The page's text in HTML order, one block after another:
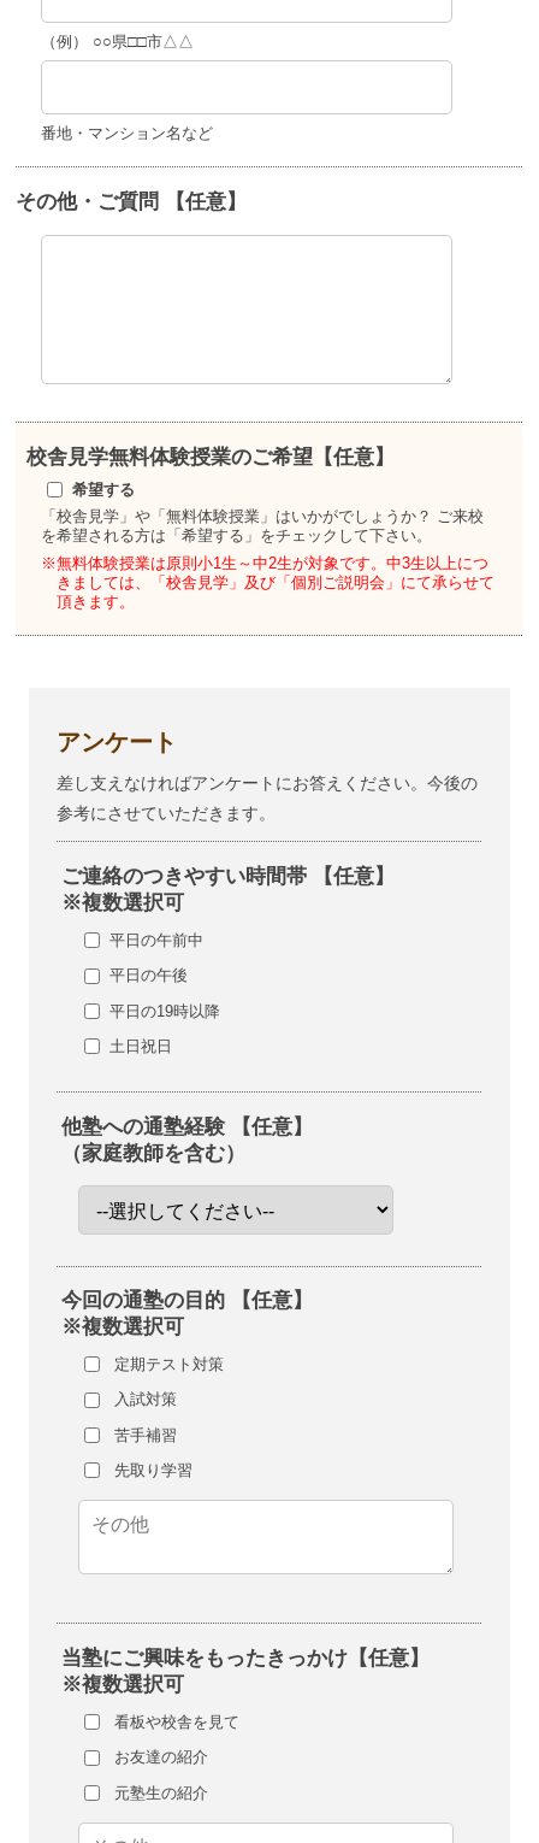
（例） ○○県□□市△△
番地・マンション名など
その他・ご質問 【任意】
校舎見学無料体験授業のご希望【任意】
希望する
「校舎見学」や「無料体験授業」はいかがでしょうか？ ご来校
を希望される方は「希望する」をチェックして下さい。
※無料体験授業は原則小1生～中2生が対象です。中3生以上につ
きましては、「校舎見学」及び「個別ご説明会」にて承らせて
頂きます。
アンケート
差し支えなければアンケートにお答えください。今後の
参考にさせていただきます。
ご連絡のつきやすい時間帯 【任意】
※複数選択可
平日の午前中
平日の午後
平日の19時以降
土日祝日
他塾への通塾経験 【任意】
（家庭教師を含む）
今回の通塾の目的 【任意】
※複数選択可
定期テスト対策
入試対策
苦手補習
先取り学習
当塾にご興味をもったきっかけ【任意】
※複数選択可
看板や校舎を見て
お友達の紹介
元塾生の紹介